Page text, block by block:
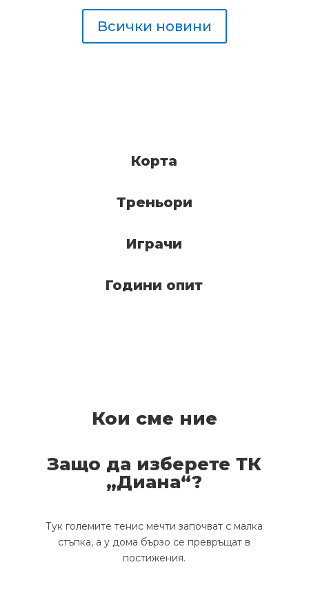
Всички новини
Корта
Треньори
Играчи
Години опит
Кои сме ние
Защо да изберете ТК
„Диана“?
Тук големите тенис мечти започват с малка
стъпка, а у дома бързо се превръщат в
постижения.